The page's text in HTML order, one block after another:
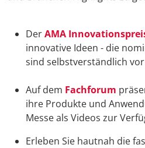
DerAMA
innovative Ideen - die
sind selbstverständlich
Auf dem Fachforum
ihre Produkte und
Messe als Videos zur
Erleben Sie hautnah die